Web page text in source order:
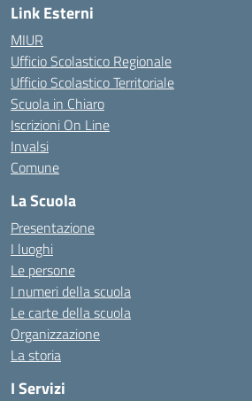
Link Esterni
MIUR
Ufficio Scolastico Regionale
Ufficio Scolastico Territoriale
Scuola in Chiaro
Iscrizioni On Line
Invalsi
Comune
La Scuola
Presentazione
I luoghi
Le persone
I numeri della scuola
Le carte della scuola
Organizzazione
La storia
I Servizi